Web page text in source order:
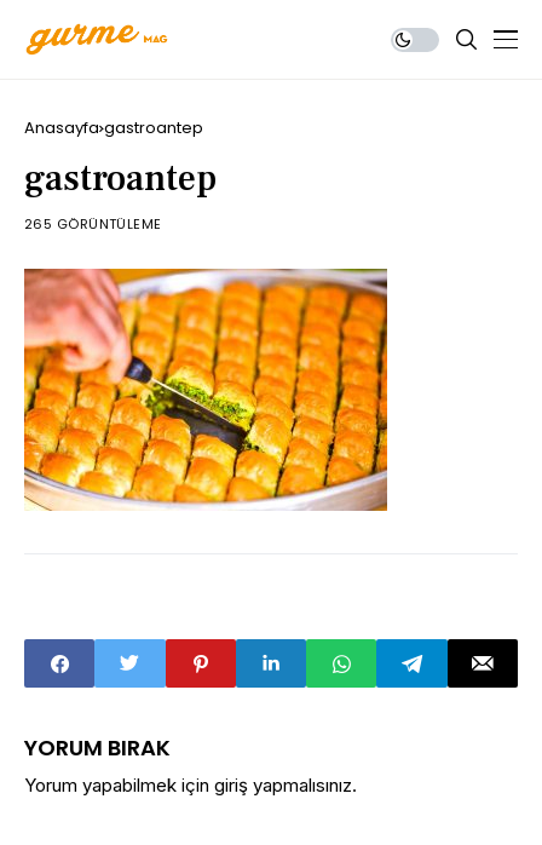
Anasayfa gastroantep
gastroantep
265 GÖRÜNTÜLEME
YORUM BIRAK
Yorum yapabilmek için giriş yapmalısınız.